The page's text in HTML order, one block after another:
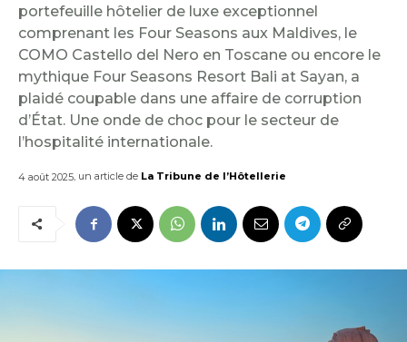
portefeuille hôtelier de luxe exceptionnel
comprenant les Four Seasons aux Maldives, le
COMO Castello del Nero en Toscane ou encore le
mythique Four Seasons Resort Bali at Sayan, a
plaidé coupable dans une affaire de corruption
d’État. Une onde de choc pour le secteur de
l’hospitalité internationale.
4 août 2025, un article de La Tribune de l’Hôtellerie